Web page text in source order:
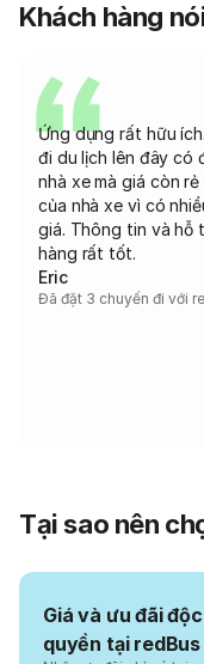
Khách hàng
Ứng dụng rất hữu
đi du lịch lên đây có
nhà xe mà giá còn rẻ
của nhà xe vì có
giá. Thông tin và hỗ
hàng rất tốt.
Eric
Đã đặt 3 chuyến đi với
Tại sao nên
Giá và ưu đãi độc
quyền tại redBus